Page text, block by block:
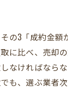
の3「成約金額
に比べ、売却
なければなら
も、選ぶ業者